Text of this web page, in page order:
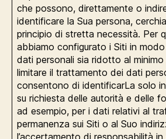
che possono, direttamente o
identificare la Sua persona,
principio di stretta necessità. Per
abbiamo configurato i Siti in modo
dati personali sia ridotto al
limitare il trattamento dei dati
consentono di identificarLa solo
su richiesta delle autorità e delle
ad esempio, per i dati relativi al
permanenza sui Siti o al Suo
l’accertamento di responsabilità